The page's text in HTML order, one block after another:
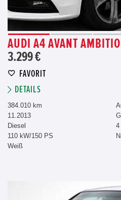
AUDI A4 AVANT
3.299 €
FAVORIT
DETAILS
384.010 km
11.2013
Diesel
110 kW/150 PS
Weiß
4